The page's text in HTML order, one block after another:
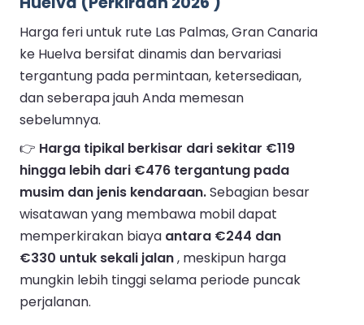
Harga feri untuk rute Las Palmas, Gran Canaria
ke Huelva bersifat dinamis dan bervariasi
tergantung pada permintaan, ketersediaan,
dan seberapa jauh Anda memesan
sebelumnya.
👉 Harga tipikal berkisar dari sekitar €119
hingga lebih dari €476 tergantung pada
musim dan jenis kendaraan.Sebagian besar
wisatawan yang membawa mobil dapat
memperkirakan biaya antara €244 dan
€330 untuk sekali jalan, meskipun harga
mungkin lebih tinggi selama periode puncak
perjalanan.